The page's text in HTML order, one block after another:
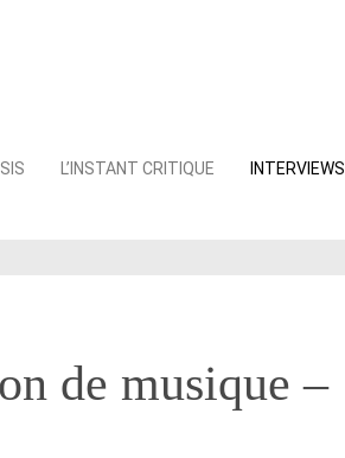
L’INSTANT CRITIQUE INTERVIEWS
de musique –